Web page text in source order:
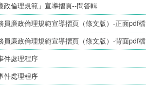
政倫理規範」宣導摺頁--問答輯
員廉政倫理規範宣導摺頁（條文版）-正面pdf檔
員廉政倫理規範宣導摺頁（條文版）-背面pdf檔
件處理程序
件處理程序